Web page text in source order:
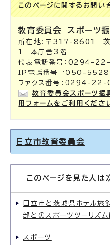
このページに関する お問い
教育委員会 スポーツ
所在地：〒317-8601 茨
1 本庁舎3階
代表電話番号：0294-
IP電話番号 ：050-
ファクス番号：0294-
教育委員会スポーツ振
用フォームをご利用ください
日立市教育委員会
このページを見た人は
日立市と茨城県ホテル旅
部とのスポーツツーリズ
スポーツ